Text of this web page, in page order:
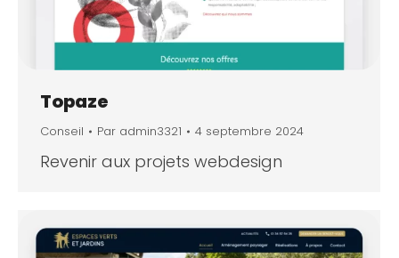
Topaze
Conseil Par admin3321 4 septembre 2024
Revenir aux projets webdesign